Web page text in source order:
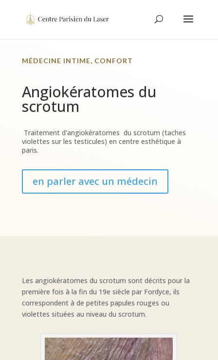
MÉDECINE INTIME, CONFORT
Angiokératomes du
scrotum
Traitement d'angiokératomes du scrotum (taches
violettes sur les testicules) en centre esthétique à
paris.
en parler avec un médecin
Les angiokératomes du scrotum sont décrits pour la
première fois à la fin du 19e siècle par Fordyce, ils
correspondent à de petites papules rouges ou
violettes situées au niveau du scrotum.